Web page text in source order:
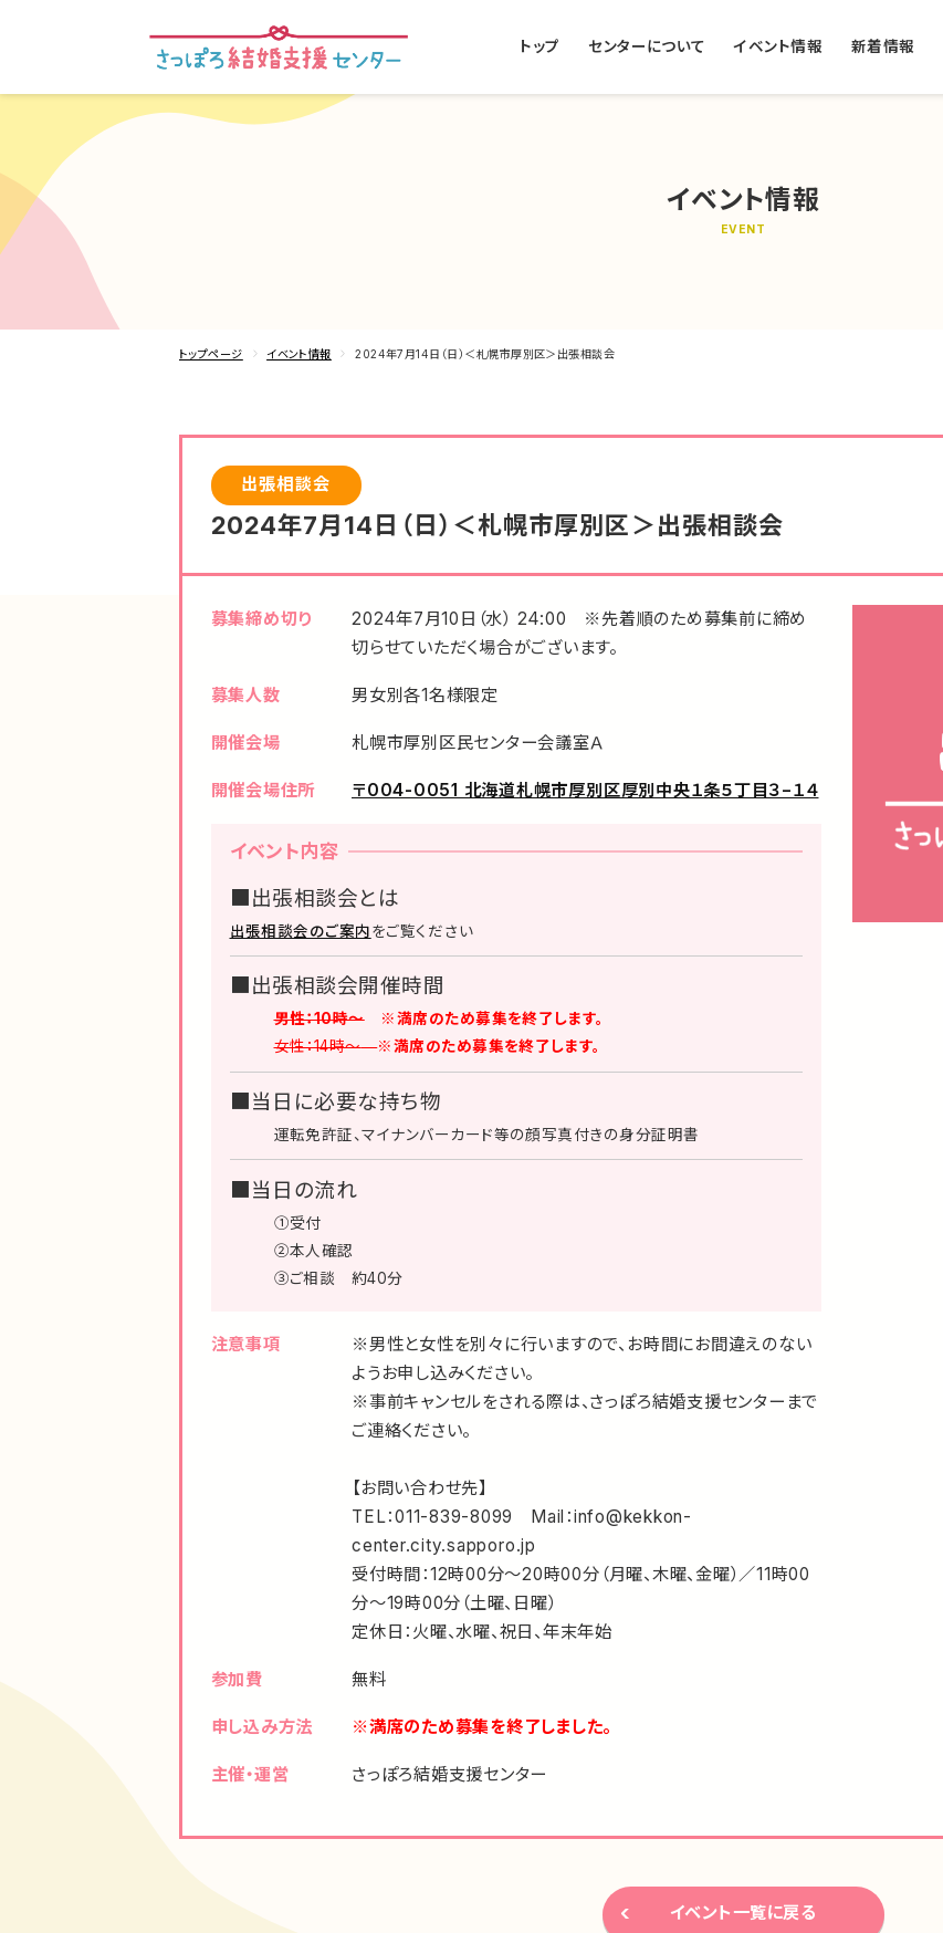
トップ センターについて イベント情報 新着情報
イベント情報
EVENT
トップページ イベント情報 2024年7月14日（日）＜札幌市厚別区＞出張相談会
出張相談会
2024年7月14日（日）＜札幌市厚別区＞出張相談会
募集締め切り
2024年7月10日（水） 24:00 ※先着順のため募集前に締め
切らせていただく場合がございます。
募集人数 男女別各1名様限定
開催会場 札幌市厚別区民センター会議室Ａ
開催会場住所 〒004-0051 北海道札幌市厚別区厚別中央１条５丁目３−１４
イベント内容
■出張相談会とは
出張相談会のご案内をご覧ください
■出張相談会開催時間
男性：10時～※満席のため募集を終了します。
女性：14時～
※満席のため募集を終了します。
■当日に必要な持ち物
運転免許証、マイナンバーカード等の顔写真付きの身分証明書
■当日の流れ
①受付
②本人確認
③ご相談 約40分
注意事項
※男性と女性を別々に行いますので、お時間にお間違えのない
ようお申し込みください。
※事前キャンセルをされる際は、さっぽろ結婚支援センターまで
ご連絡ください。
【お問い合わせ先】
TEL：011-839-8099 Mail：info@kekkon-
center.city.sapporo.jp
受付時間：12時00分～20時00分（月曜、木曜、金曜）／11時00
分～19時00分（土曜、日曜）
定休日：火曜、水曜、祝日、年末年始
参加費 無料
申し込み方法 ※満席のため募集を終了しました。
主催・運営 さっぽろ結婚支援センター
イベント一覧に戻る